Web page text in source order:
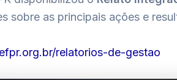
sobre as principais ações e
relatorios-de-gestao